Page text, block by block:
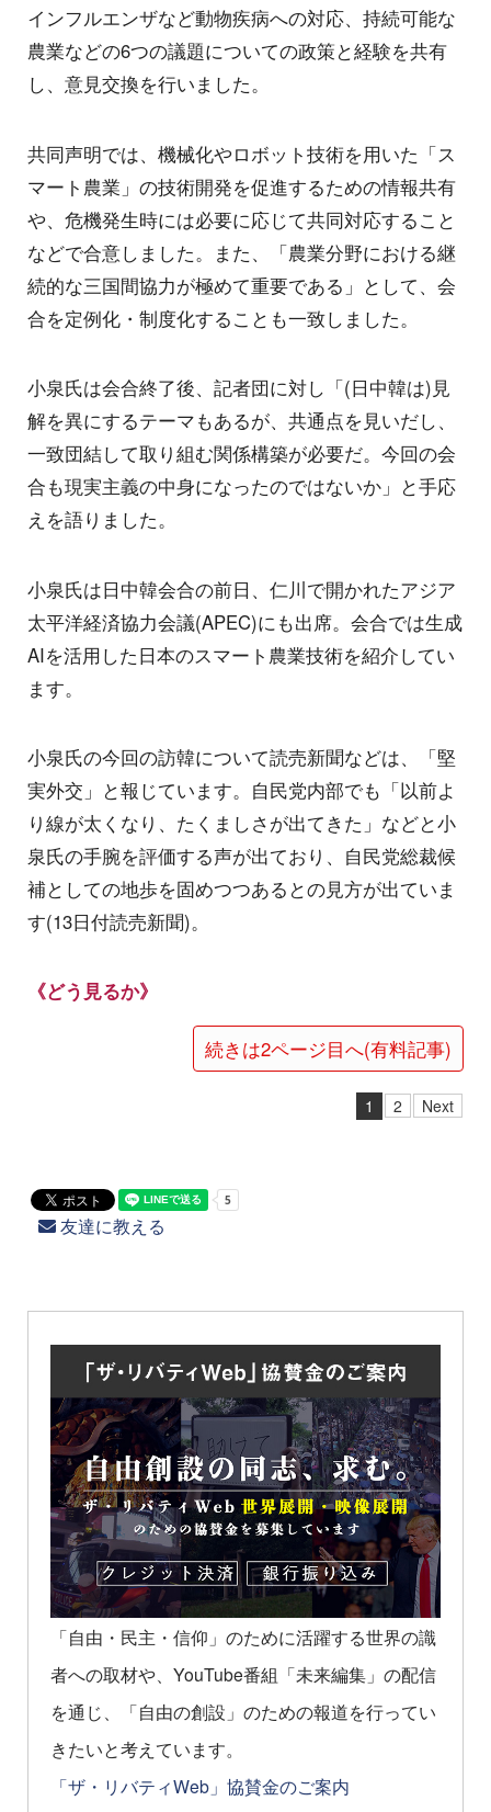
インフルエンザなど動物疾病への対応、持続可能な
農業などの6つの議題についての政策と経験を共有
し、意見交換を行いました。
共同声明では、機械化やロボット技術を用いた「ス
マート農業」の技術開発を促進するための情報共有
や、危機発生時には必要に応じて共同対応すること
などで合意しました。また、「農業分野における継
続的な三国間協力が極めて重要である」として、会
合を定例化・制度化することも一致しました。
小泉氏は会合終了後、記者団に対し「(日中韓は)見
解を異にするテーマもあるが、共通点を見いだし、
一致団結して取り組む関係構築が必要だ。今回の会
合も現実主義の中身になったのではないか」と手応
えを語りました。
小泉氏は日中韓会合の前日、仁川で開かれたアジア
太平洋経済協力会議(APEC)にも出席。会合では生成
AIを活用した日本のスマート農業技術を紹介してい
ます。
小泉氏の今回の訪韓について読売新聞などは、「堅
実外交」と報じています。自民党内部でも「以前よ
り線が太くなり、たくましさが出てきた」などと小
泉氏の手腕を評価する声が出ており、自民党総裁候
補としての地歩を固めつつあるとの見方が出ていま
す(13日付読売新聞)。
《どう見るか》
続きは2ページ目へ(有料記事)
1 2 Next
友達に教える
「自由・民主・信仰」のために活躍する世界の識
者への取材や、YouTube番組「未来編集」の配信
を通じ、「自由の創設」のための報道を行ってい
きたいと考えています。
「ザ・リバティWeb」協賛金のご案内